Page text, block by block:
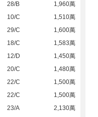
28/B
1,960萬
10/C
1,510萬
29/C
1,600萬
18/C
1,583萬
12/D
1,450萬
20/C
1,480萬
22/C
1,500萬
22/C
1,500萬
23/A
2,130萬